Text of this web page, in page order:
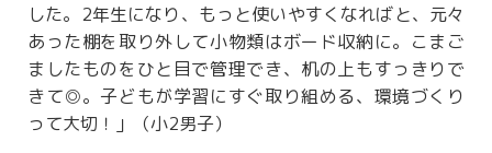
した。2年生になり、もっと使いやすくなればと、元々
あった棚を取り外して小物類はボード収納に。こまご
ましたものをひと目で管理でき、机の上もすっきりで
きて◎。子どもが学習にすぐ取り組める、環境づくり
って大切！」（小2男子）